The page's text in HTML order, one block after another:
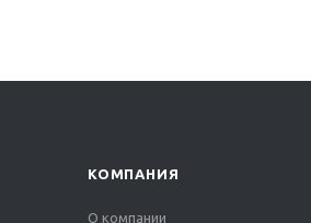
КОМПАНИЯ
О компании